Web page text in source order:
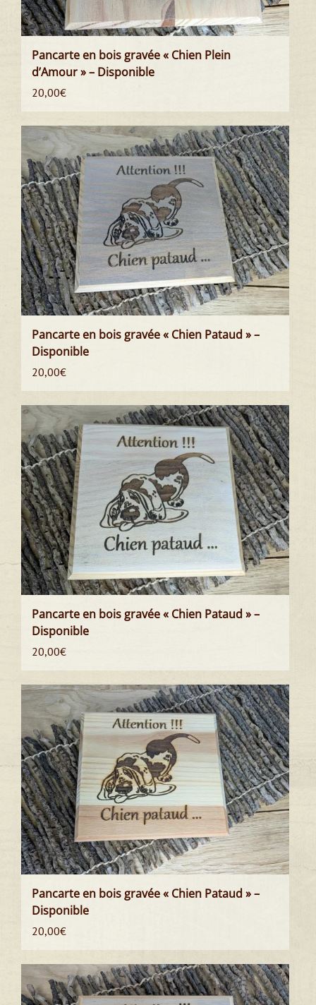
Pancarte en bois gravée « Chien Plein
d’Amour » – Disponible
20,00€
Pancarte en bois gravée « Chien Pataud » –
Disponible
20,00€
Pancarte en bois gravée « Chien Pataud » –
Disponible
20,00€
Pancarte en bois gravée « Chien Pataud » –
Disponible
20,00€